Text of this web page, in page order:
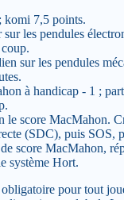
komi 7,5 points.
sur les pendules
sur les pendules
à handicap - 1 ;
le score MacMahon.
(SDC), puis SOS,
score MacMahon,
système Hort.
pour tout